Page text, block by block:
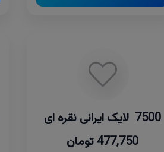
7500 لایک ایرانی نقره ای
477,750 تومان